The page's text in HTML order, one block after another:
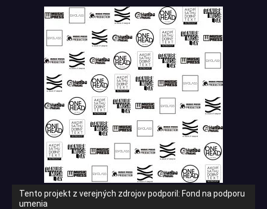
Tento projekt z verejných zdrojov podporil: Fond na podporu
umenia